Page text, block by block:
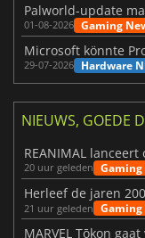
01-08-2026 Gaming
29-07-2026 Hardware
NIEUWS, GOEDE
REANIMAL
20 uur geleden Gaming
21 uur geleden Gaming